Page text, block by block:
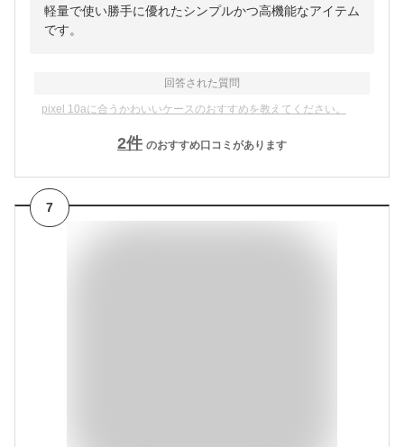
軽量で使い勝手に優れたシンプルかつ高機能なアイテム
です。
回答された質問
pixel 10aに合うかわいいケースのおすすめを教えてください。
2件 のおすすめ口コミがあります
7